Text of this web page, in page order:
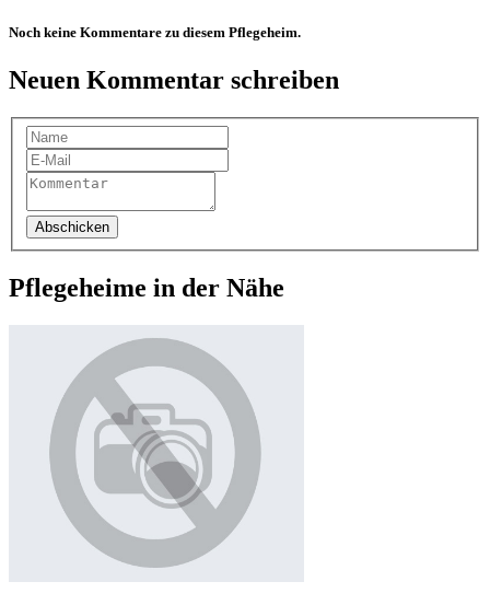
Noch keine Kommentare zu diesem Pflegeheim.
Neuen Kommentar schreiben
Abschicken
Pflegeheime in der Nähe